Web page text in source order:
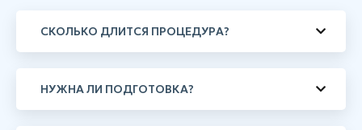
СКОЛЬКО ДЛИТСЯ ПРОЦЕДУРА?
НУЖНА ЛИ ПОДГОТОВКА?